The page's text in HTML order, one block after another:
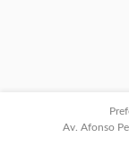
Av. Afonso